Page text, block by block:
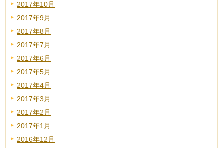
2017年10月
2017年9月
2017年8月
2017年7月
2017年6月
2017年5月
2017年4月
2017年3月
2017年2月
2017年1月
2016年12月